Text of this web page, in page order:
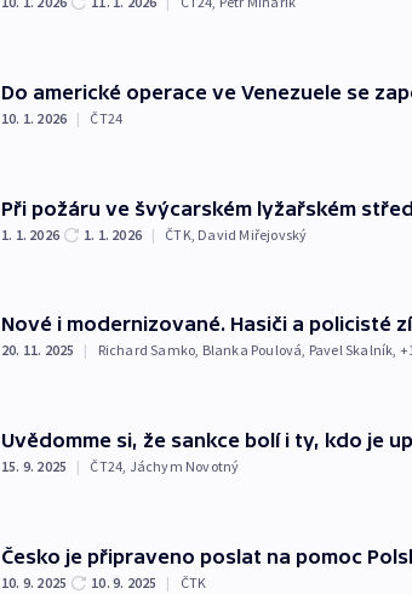
Do americké operace ve Venezuele se
10. 1. 2026 | ČT24
Při požáru ve švýcarském lyžařském
1. 1. 2026 1. 1. 2026 | ČTK David Miřejovský
Nové i modernizované. Hasiči a policisté
20. 11. 2025 | Richard Samko, Blanka Poulová, Pavel Skalník,
Uvědomme si, že sankce bolí i ty, kdo je
15. 9. 2025 | ČT24, Jáchym Novotný
Česko je připraveno poslat na pomoc
10. 9. 2025 10. 9. 2025 | ČTK